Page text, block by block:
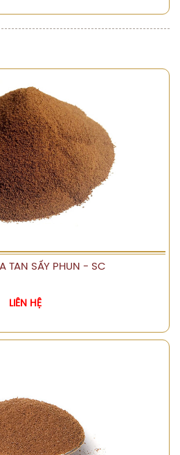
TAN SẤY PHUN - SC
LIÊN HỆ